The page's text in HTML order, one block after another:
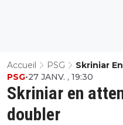
Accueil PSG Skriniar
Skriniar en
doubler
PSG•27 JANV. , 19:30